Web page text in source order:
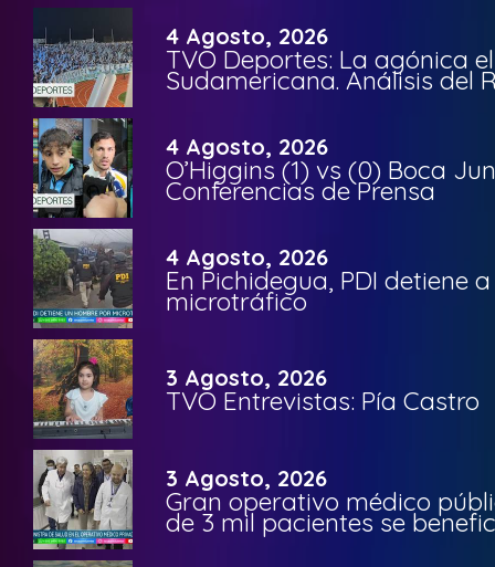
4 Agosto, 2026
TVO Deportes: La agónica
Sudamericana. Análisis del
4 Agosto, 2026
O’Higgins (1) vs (0) Boca
Conferencias de Prensa
4 Agosto, 2026
En Pichidegua, PDI detiene
microtráfico
3 Agosto, 2026
TVO Entrevistas: Pía Castro
3 Agosto, 2026
Gran operativo médico
de 3 mil pacientes se